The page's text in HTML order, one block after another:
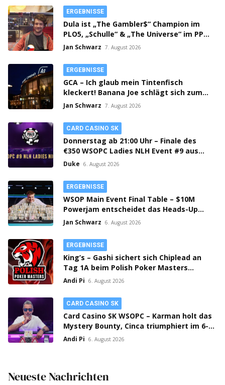
ERGEBNISSE
Dula ist „The Gambler$“ Champion im
PLO5, „Schulle“ & „The Universe“ im PPM
SHR Finale!
Jan Schwarz 7. August 2026
ERGEBNISSE
GCA – Ich glaub mein Tintenfisch
kleckert! Banana Joe schlägt sich zum
Thursday 3k Sieg durch!
Jan Schwarz 7. August 2026
CARD CASINO SK
Donnerstag ab 21:00 Uhr – Finale des
€350 WSOPC Ladies NLH Event #9 aus
dem Card Casino SK!
Duke 6. August 2026
ERGEBNISSE
WSOP Main Event Final Table – $10M
Powerjam entscheidet das Heads-Up
zwischen Jumalon und Saaskilahti!
Jan Schwarz 6. August 2026
ERGEBNISSE
King’s – Gashi sichert sich Chiplead an
Tag 1A beim Polish Poker Masters
Mystery Bounty!
Andi Pi 6. August 2026
CARD CASINO SK
Card Casino SK WSOPC – Karman holt das
Mystery Bounty, Cinca triumphiert im 6-
Max!
Andi Pi 6. August 2026
Neueste Nachrichten